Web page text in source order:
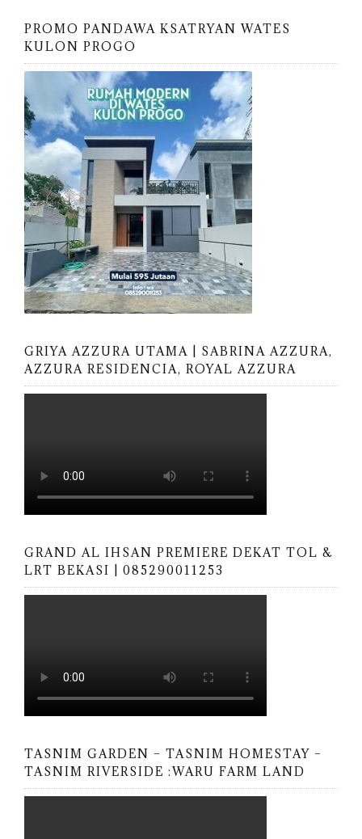
PROMO PANDAWA KSATRYAN WATES
KULON PROGO
GRIYA AZZURA UTAMA | SABRINA AZZURA,
AZZURA RESIDENCIA, ROYAL AZZURA
GRAND AL IHSAN PREMIERE DEKAT TOL &
LRT BEKASI | 085290011253
TASNIM GARDEN – TASNIM HOMESTAY –
TASNIM RIVERSIDE :WARU FARM LAND